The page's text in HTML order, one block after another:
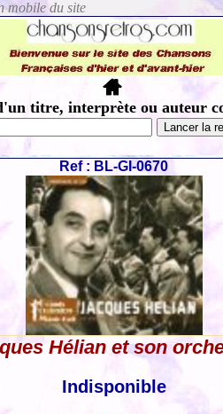
titre, interprète ou auteur
Ref : BL-GI-0670
Hélian et son
Indisponible